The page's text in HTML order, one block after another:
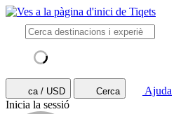
ca / USD Cerca
Ajuda
Inicia la sessió